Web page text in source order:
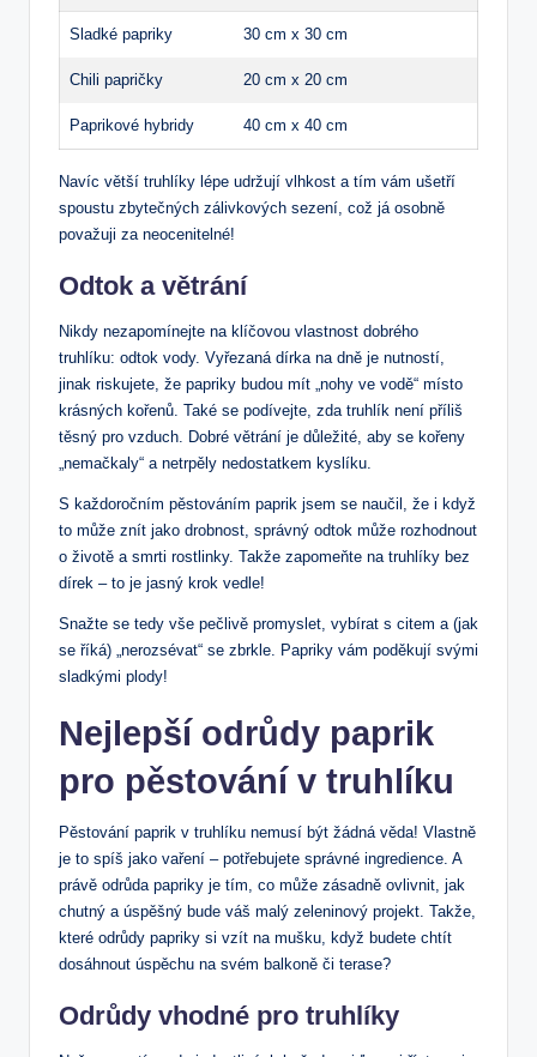
Sladké papriky 30 cm x 30 cm
Chili papričky 20 cm x 20 cm
Paprikové hybridy 40 cm x 40 cm
Navíc větší truhlíky lépe udržují vlhkost a tím vám ušetří
spoustu zbytečných zálivkových sezení, což já osobně
považuji za neocenitelné!
Odtok a větrání
Nikdy nezapomínejte na klíčovou vlastnost dobrého
truhlíku: odtok vody. Vyřezaná dírka na dně je nutností,
jinak riskujete, že papriky budou mít „nohy ve vodě“ místo
krásných kořenů. Také se podívejte, zda truhlík není příliš
těsný pro vzduch. Dobré větrání je důležité, aby se kořeny
„nemačkaly“ a netrpěly nedostatkem kyslíku.
S každoročním pěstováním paprik jsem se naučil, že i když
to může znít jako drobnost, správný odtok může rozhodnout
o životě a smrti rostlinky. Takže zapomeňte na truhlíky bez
dírek – to je jasný krok vedle!
Snažte se tedy vše pečlivě promyslet, vybírat s citem a (jak
se říká) „nerozsévat“ se zbrkle. Papriky vám poděkují svými
sladkými plody!
Nejlepší odrůdy paprik
pro pěstování v truhlíku
Pěstování paprik v truhlíku nemusí být žádná věda! Vlastně
je to spíš jako vaření – potřebujete správné ingredience. A
právě odrůda papriky je tím, co může zásadně ovlivnit, jak
chutný a úspěšný bude váš malý zeleninový projekt. Takže,
které odrůdy papriky si vzít na mušku, když budete chtít
dosáhnout úspěchu na svém balkoně či terase?
Odrůdy vhodné pro truhlíky